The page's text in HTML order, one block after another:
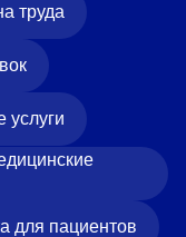
труда
услуги
для пациентов